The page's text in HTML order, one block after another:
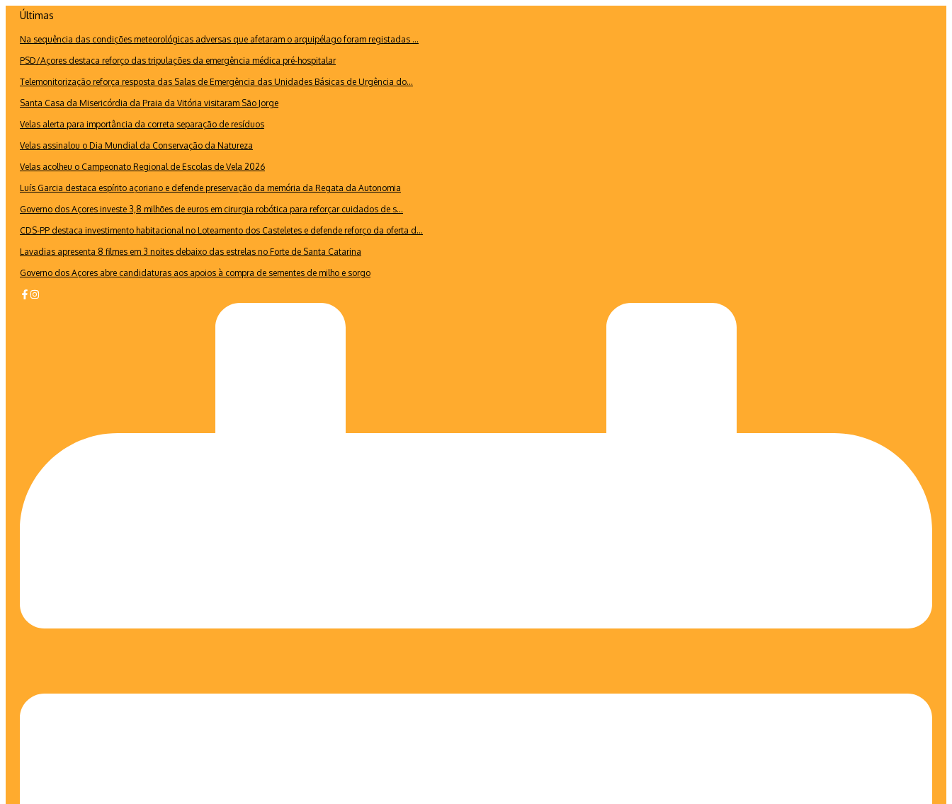
conteúdo
Últimas
Na sequência das condições meteorológicas adversas que afetaram o arquipélago foram registadas ...
PSD/Açores destaca reforço das tripulações da emergência médica pré-hospitalar
Telemonitorização reforça resposta das Salas de Emergência das Unidades Básicas de Urgência do...
Santa Casa da Misericórdia da Praia da Vitória visitaram São Jorge
Velas alerta para importância da correta separação de resíduos
Velas assinalou o Dia Mundial da Conservação da Natureza
Velas acolheu o Campeonato Regional de Escolas de Vela 2026
Luís Garcia destaca espírito açoriano e defende preservação da memória da Regata da Autonomia
Governo dos Açores investe 3,8 milhões de euros em cirurgia robótica para reforçar cuidados de s...
CDS-PP destaca investimento habitacional no Loteamento dos Casteletes e defende reforço da oferta d...
Lavadias apresenta 8 filmes em 3 noites debaixo das estrelas no Forte de Santa Catarina
Governo dos Açores abre candidaturas aos apoios à compra de sementes de milho e sorgo